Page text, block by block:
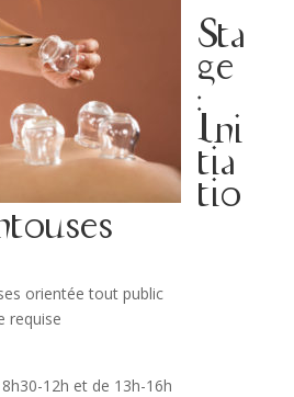
Sta
ge
:
Ini
tia
tio
orientée tout public
requise
12h et de 13h-16h